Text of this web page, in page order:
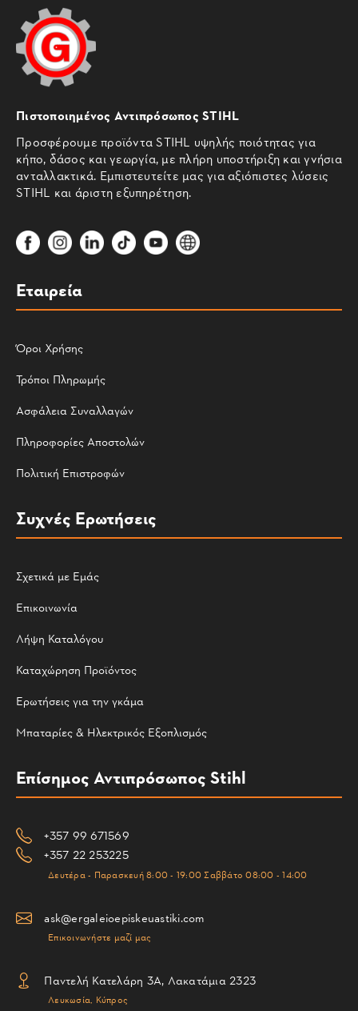
Πιστοποιημένος Αντιπρόσωπος STIHL
Προσφέρουμε προϊόντα STIHL υψηλής ποιότητας για
κήπο, δάσος και γεωργία, με πλήρη υποστήριξη και γνήσια
ανταλλακτικά. Εμπιστευτείτε μας για αξιόπιστες λύσεις
STIHL και άριστη εξυπηρέτηση.
Εταιρεία
Όροι Χρήσης
Τρόποι Πληρωμής
Ασφάλεια Συναλλαγών
Πληροφορίες Αποστολών
Πολιτική Επιστροφών
Συχνές Ερωτήσεις
Σχετικά με Εμάς
Επικοινωνία
Λήψη Καταλόγου
Καταχώρηση Προϊόντος
Ερωτήσεις για την γκάμα
Μπαταρίες & Ηλεκτρικός Εξοπλισμός
Επίσημος Αντιπρόσωπος Stihl
+357 99 671569
+357 22 253225
Δευτέρα - Παρασκευή 8:00 - 19:00 Σαββάτο 08:00 - 14:00
ask@ergaleioepiskeuastiki.com
Επικοινωνήστε μαζί μας
Παντελή Κατελάρη 3Α, Λακατάμια 2323
Λευκωσία, Κύπρος